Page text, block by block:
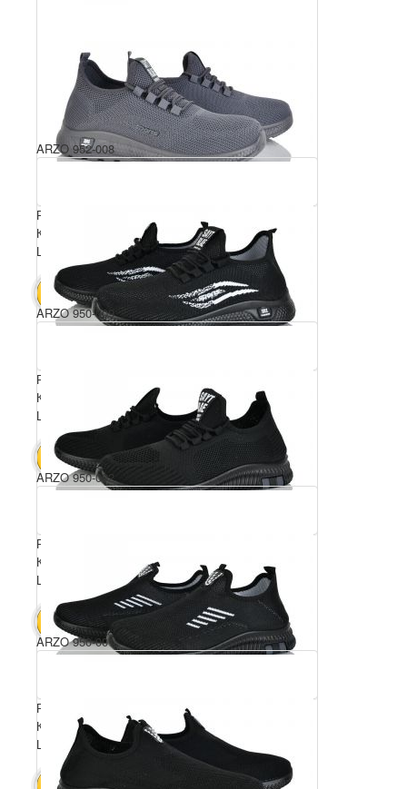
Розмірний ряд: 40-45
Комплектація ящика: 8
Ціна за пару: 440 грн.
В КОШИК 3520 грн.
ARZO 952-008
Розмірний ряд: 40-45
Комплектація ящика: 8
Ціна за пару: 440 грн.
В КОШИК 3520 грн.
ARZO 950-009
Розмірний ряд: 40-45
Комплектація ящика: 8
Ціна за пару: 440 грн.
В КОШИК
ARZO 950-002
Розмірний ряд: 40-45
Комплектація ящика: 8
Ціна за пару: 440 грн.
В КОШИК
ARZO 950-001